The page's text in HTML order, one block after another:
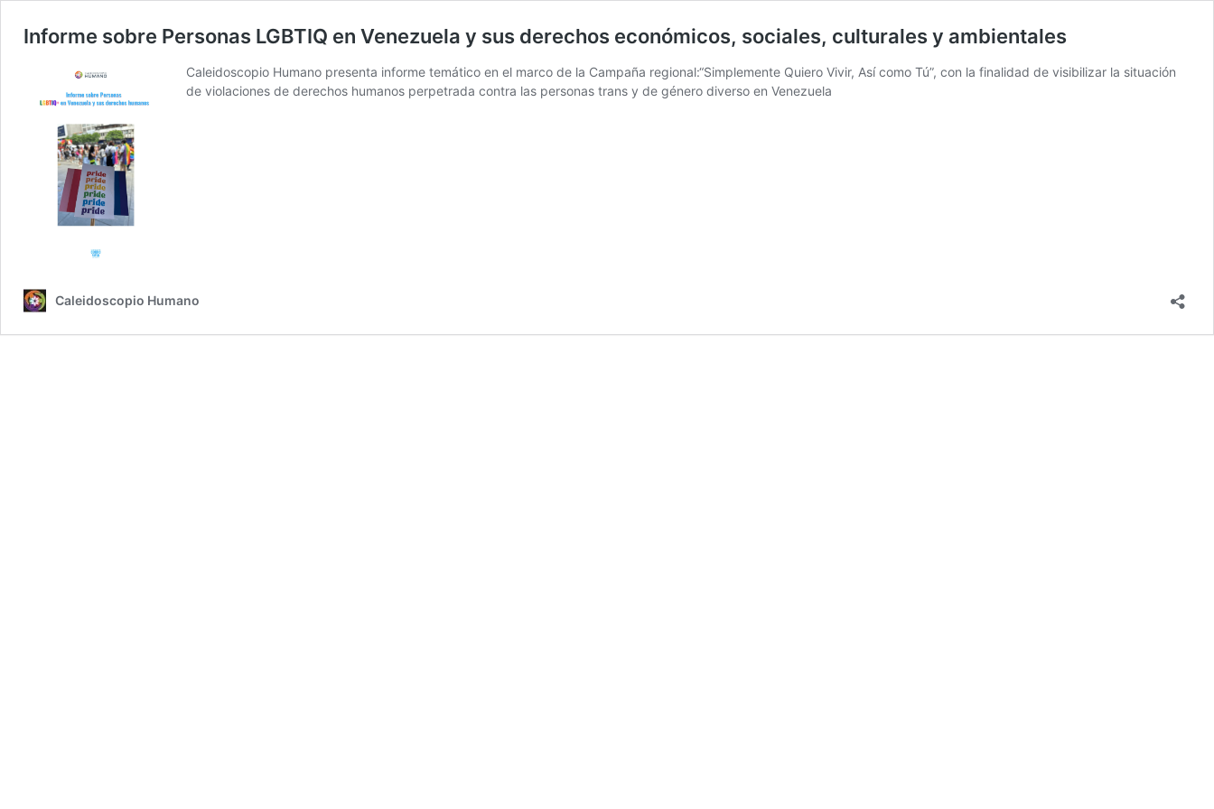
Informe sobre Personas LGBTIQ en Venezuela y sus derechos económicos, sociales, culturales y ambientales
Caleidoscopio Humano presenta informe temático en el marco de la Campaña regional:“Simplemente Quiero Vivir, Así como Tú”, con la finalidad de visibilizar la situación
de violaciones de derechos humanos perpetrada contra las personas trans y de género diverso en Venezuela
Caleidoscopio Humano